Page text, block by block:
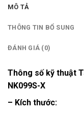
MÔ TẢ
THÔNG TIN BỔ SUNG
ĐÁNH GIÁ (0)
Thông số kỹ thuật
NK099S-X
– Kích thước: